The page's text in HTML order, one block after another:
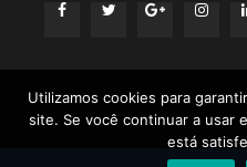
Utilizamos cookies para
site. Se você continuar a usar
está